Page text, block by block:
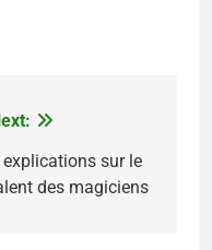
explications sur le
des magiciens